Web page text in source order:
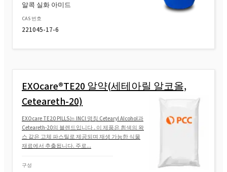
알콕 실화 아미드
CAS 번호
221045-17-6
EXOcare®TE20 알약(세테아릴 알코올,
Ceteareth-20)
EXOcare TE20 PILLS는 INCI 명칭 Cetearyl Alcohol과
Ceteareth-20의 블렌드입니다 . 이 제품은 흰색의 왁
스 같은 고체 파스틸로 제공되며 재생 가능한 식물
재료에서 추출됩니다. 주로...
구성